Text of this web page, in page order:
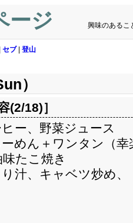
ージ 興味のあるこ
セブ| 登山
）
(2/18)］
ー、野菜ジュース
めん＋ワンタン（幸
たこ焼き
汁、キャベツ炒め